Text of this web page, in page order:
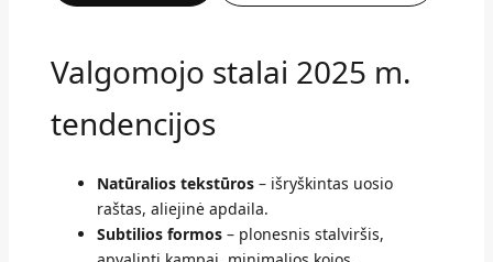
Valgomojo stalai 2025 m.
tendencijos
Natūralios tekstūros– išryškintas uosio
raštas, aliejinė apdaila.
Subtilios formos– plonesnis stalviršis,